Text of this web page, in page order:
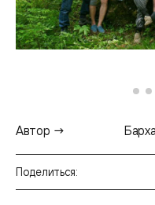
Автор →
Поделиться: